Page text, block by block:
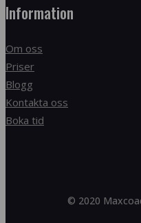
Information
Om oss
Priser
Blogg
Kontakta oss
Boka tid
© 2020